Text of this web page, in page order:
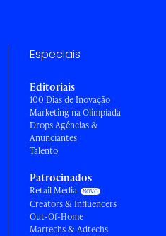
Especiais
Editoriais
100 Dias de Inovação
Marketing na Olimpíada
Drops Agências &
Anunciantes
Talento
Patrocinados
Retail Media
Creators & Influencers
Out-Of-Home
Martechs & Adtechs